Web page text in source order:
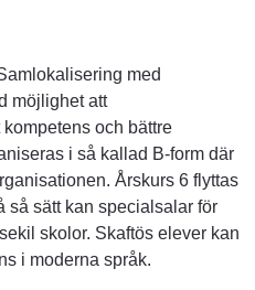
med
möjlighet att
och bättre
i så kallad B-form där
Årskurs 6 flyttas
så sätt kan specialsalar för
skolor. Skaftös elever kan
i moderna språk.